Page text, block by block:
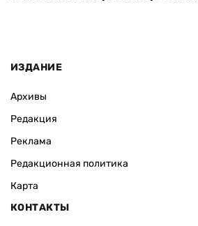
ИЗДАНИЕ
Архивы
Редакция
Реклама
Редакционная политика
Карта
КОНТАКТЫ